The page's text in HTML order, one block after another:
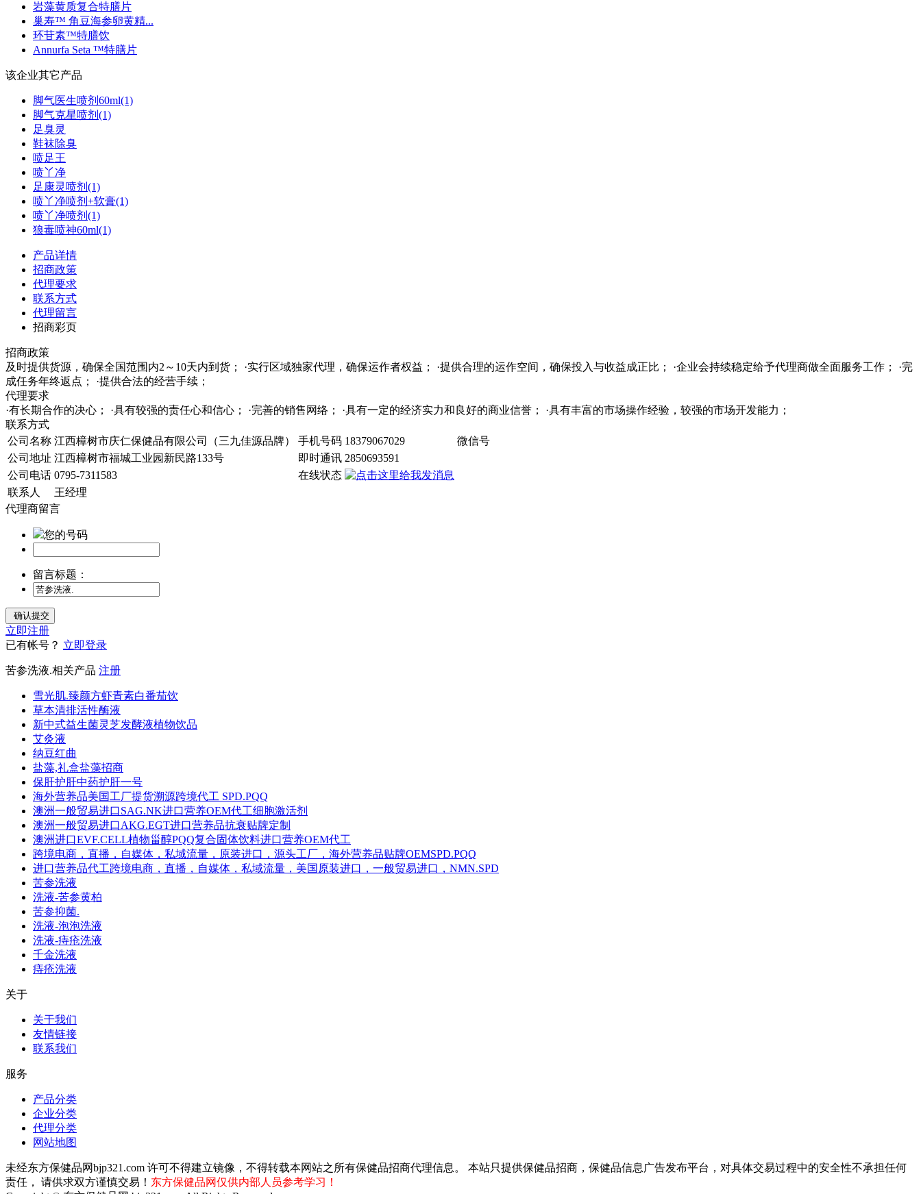
岩藻黄质复合特膳片
巢寿™ 角豆海参卵黄精...
环苷素™特膳饮
Annurfa Seta ™特膳片
该企业其它产品
脚气医生喷剂60ml(1)
脚气克星喷剂(1)
足臭灵
鞋袜除臭
喷足王
喷丫净
足康灵喷剂(1)
喷丫净喷剂+软膏(1)
喷丫净喷剂(1)
狼毒喷神60ml(1)
产品详情
招商政策
代理要求
联系方式
代理留言
招商彩页
招商政策
及时提供货源，确保全国范围内2～10天内到货； ·实行区域独家代理，确保运作者权益； ·提供合理的运作空间，确保投入与收益成正比； ·企业会持续稳定给予代理商做全面服务工作； ·完
成任务年终返点； ·提供合法的经营手续；
代理要求
·有长期合作的决心； ·具有较强的责任心和信心； ·完善的销售网络； ·具有一定的经济实力和良好的商业信誉； ·具有丰富的市场操作经验，较强的市场开发能力；
联系方式
公司名称 江西樟树市庆仁保健品有限公司（三九佳源品牌） 手机号码 18379067029
微信号
公司地址 江西樟树市福城工业园新民路133号 即时通讯 2850693591
公司电话 0795-7311583
在线状态
联系人
王经理
代理商留言
您的号码
留言标题：
立即注册
已有帐号？ 立即登录
苦参洗液.相关产品 注册
雪光肌.臻颜方虾青素白番茄饮
草本清排活性酶液
新中式益生菌灵芝发酵液植物饮品
艾灸液
纳豆红曲
盐藻,礼盒盐藻招商
保肝护肝中药护肝一号
海外营养品美国工厂提货溯源跨境代工 SPD.PQQ
澳洲一般贸易进口SAG.NK进口营养OEM代工细胞激活剂
澳洲一般贸易进口AKG.EGT进口营养品抗衰贴牌定制
澳洲进口EVF.CELL植物甾醇PQQ复合固体饮料进口营养OEM代工
跨境电商，直播，自媒体，私域流量，原装进口，源头工厂，海外营养品贴牌OEMSPD.PQQ
进口营养品代工跨境电商，直播，自媒体，私域流量，美国原装进口，一般贸易进口，NMN.SPD
苦参洗液
洗液-苦参黄柏
苦参抑菌.
洗液-泡泡洗液
洗液-痔疮洗液
千金洗液
痔疮洗液
关于
关于我们
友情链接
联系我们
服务
产品分类
企业分类
代理分类
网站地图
未经东方保健品网bjp321.com 许可不得建立镜像，不得转载本网站之所有保健品招商代理信息。 本站只提供保健品招商，保健品信息广告发布平台，对具体交易过程中的安全性不承担任何
责任， 请供求双方谨慎交易！ 东方保健品网仅供内部人员参考学习！